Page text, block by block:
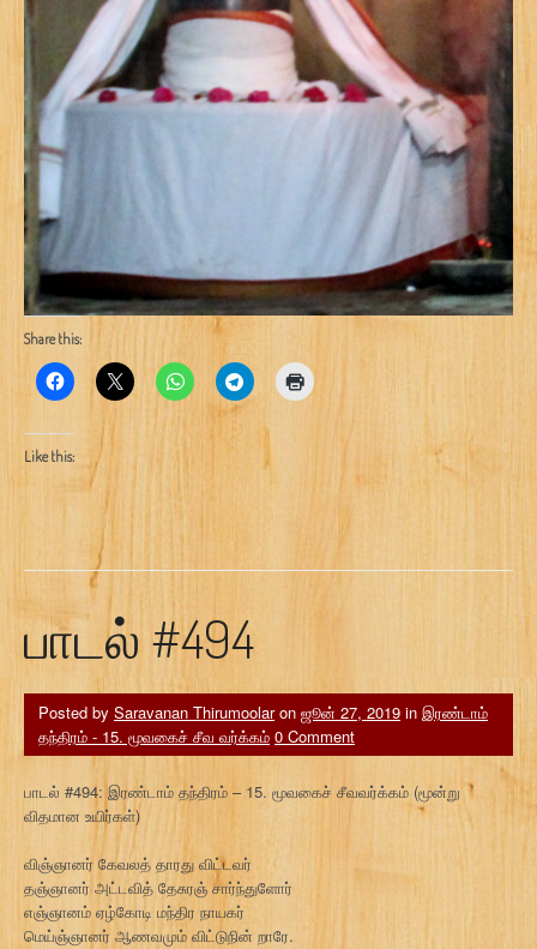
Share this:
Like this:
பாடல் #494
Posted by Saravanan Thirumoolaron ஜூன் 27, 2019 in இரண்டாம்
தந்திரம் - 15. மூவகைச் சீவ வர்க்கம் 0 Comment
பாடல் #494: இரண்டாம் தந்திரம் – 15. மூவகைச் சீவவர்க்கம் (மூன்று
விதமான உயிர்கள்)
விஞ்ஞானர் கேவலத் தாரது விட்டவர்
தஞ்ஞானர் அட்டவித் தேசுரஞ் சார்ந்துளோர்
எஞ்ஞானம் ஏழ்கோடி மந்திர நாயகர்
மெய்ஞ்ஞானர் ஆணவமும் விட்டுநின் றாரே.